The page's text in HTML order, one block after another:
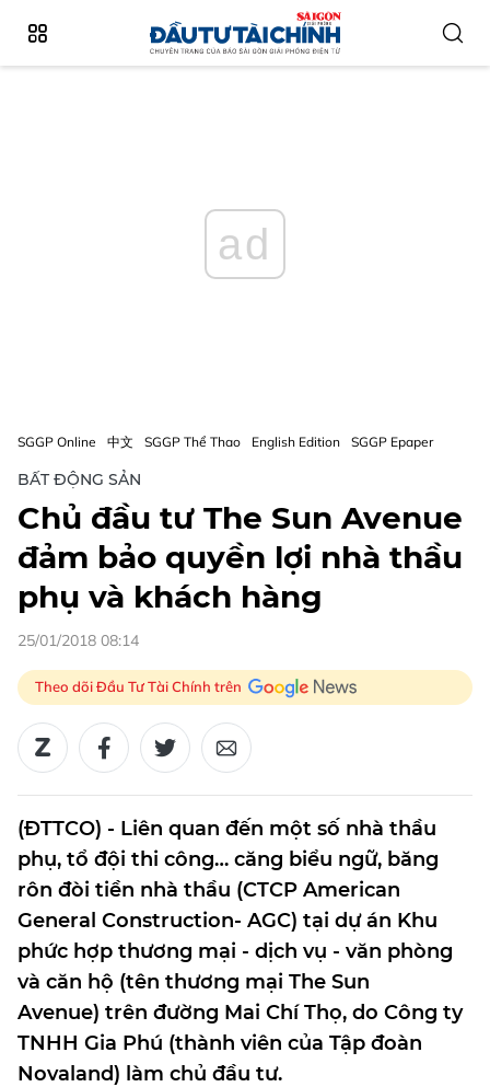
ad
SGGP Online 中文 SGGP Thể Thao English Edition SGGP Epaper
BẤT ĐỘNG SẢN
Chủ đầu tư The Sun Avenue
đảm bảo quyền lợi nhà thầu
phụ và khách hàng
25/01/2018 08:14
Theo dõi Đầu Tư Tài Chính trên
(ĐTTCO) - Liên quan đến một số nhà thầu
phụ, tổ đội thi công… căng biểu ngữ, băng
rôn đòi tiền nhà thầu (CTCP American
General Construction- AGC) tại dự án Khu
phức hợp thương mại - dịch vụ - văn phòng
và căn hộ (tên thương mại The Sun
Avenue) trên đường Mai Chí Thọ, do Công ty
TNHH Gia Phú (thành viên của Tập đoàn
Novaland) làm chủ đầu tư.